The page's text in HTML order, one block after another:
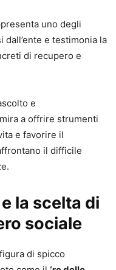
uno degli
e testimonia la
di recupero e
e
a offrire strumenti
e favorire il
il difficile
la scelta di
sociale
di spicco